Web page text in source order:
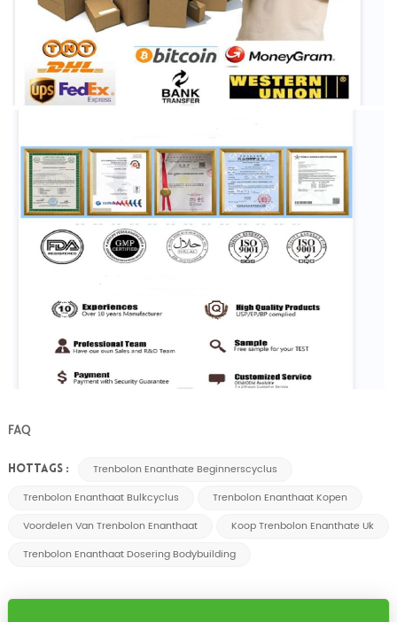
FAQ
HOTTAGS :
Trenbolon Enanthate Beginnerscyclus
Trenbolon Enanthaat Bulkcyclus
Trenbolon Enanthaat Kopen
Voordelen Van Trenbolon Enanthaat
Koop Trenbolon Enanthate Uk
Trenbolon Enanthaat Dosering Bodybuilding